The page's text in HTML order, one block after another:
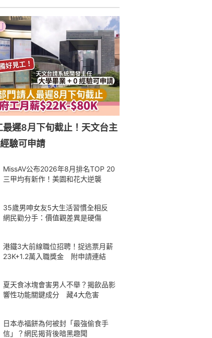
遲8月下旬截止！天文台主
驗可申請
MissAV公布2026年8月排名TOP 20
三甲均有新作！美園和花大逆襲
35歲男呻女友5大生活習慣全相反
網民勸分手：價值觀差異是硬傷
港鐵3大前線職位招聘！捉逃票月薪
23K+1.2萬入職獎金 附申請連結
夏天食冰塊會害男人不舉？揭飲品影
響性功能關鍵成分 藏4大危害
日本赤福餅為何被封「最強偷食手
信」？網民揭背後暗黑趣聞